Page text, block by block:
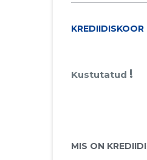
KREDIIDISKOOR
Kustutatud !
MIS ON